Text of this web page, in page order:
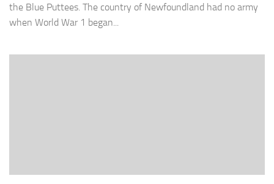
the Blue Puttees. The country of Newfoundland had no army
when World War 1 began...